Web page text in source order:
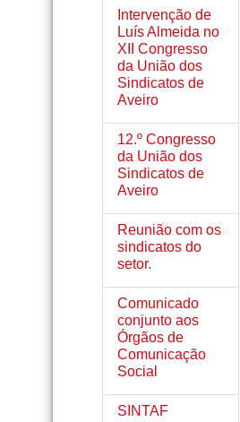
Intervenção de
Luís Almeida no
XII Congresso
da União dos
Sindicatos de
Aveiro
12.º Congresso
da União dos
Sindicatos de
Aveiro
Reunião com os
sindicatos do
setor.
Comunicado
conjunto aos
Órgãos de
Comunicação
Social
SINTAF